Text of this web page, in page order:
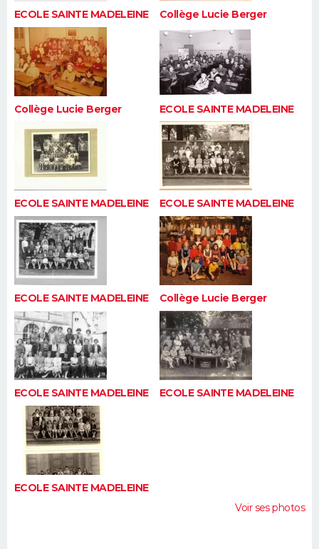
ECOLE SAINTE MADELEINE Collège Lucie Berger
Collège Lucie Berger ECOLE SAINTE MADELEINE
ECOLE SAINTE MADELEINE ECOLE SAINTE MADELEINE
ECOLE SAINTE MADELEINE Collège Lucie Berger
ECOLE SAINTE MADELEINE ECOLE SAINTE MADELEINE
ECOLE SAINTE MADELEINE
Voir ses photos